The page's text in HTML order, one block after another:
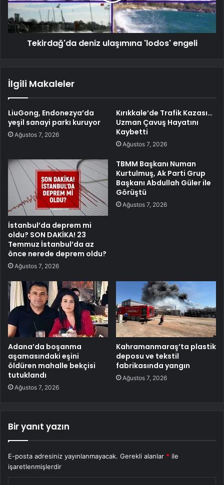
Tekirdağ'da deniz ulaşımına 'lodos' engeli
İlgili Makaleler
LiuGong, Endonezya’da
yeşil sanayi parkı kuruyor
Ağustos 7, 2026
Kırıkkale’de Trafik Kazası…
Uzman Çavuş Hayatını
Kaybetti
Ağustos 7, 2026
İstanbul’da deprem mi
oldu? SON DAKİKA! 23
Temmuz İstanbul’da az
önce nerede deprem oldu?
Ağustos 7, 2026
TBMM Başkanı Numan
Kurtulmuş, Ak Parti Grup
Başkanı Abdullah Güler ile
Görüştü
Ağustos 7, 2026
Adana’da boşanma
aşamasındaki eşini
öldüren mahalle bekçisi
tutuklandı
Ağustos 7, 2026
Kahramanmaraş’ta plastik
deposu ve tekstil
fabrikasında yangın
Ağustos 7, 2026
Bir yanıt yazın
E-posta adresiniz yayınlanmayacak. Gerekli alanlar * ile
işaretlenmişlerdir